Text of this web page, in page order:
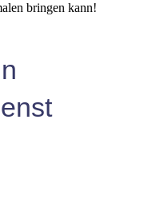
bringen kann!